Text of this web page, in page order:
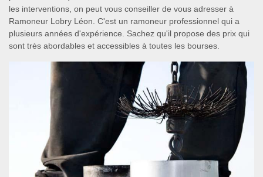
les interventions, on peut vous conseiller de vous adresser à
Ramoneur Lobry Léon. C'est un ramoneur professionnel qui a
plusieurs années d'expérience. Sachez qu'il propose des prix qui
sont très abordables et accessibles à toutes les bourses.